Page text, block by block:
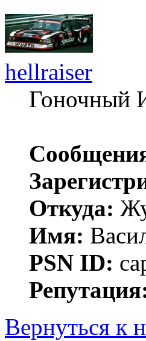
hellraiser
Гоночный
Откуда:
Имя:
PSN ID:
Вернуться к